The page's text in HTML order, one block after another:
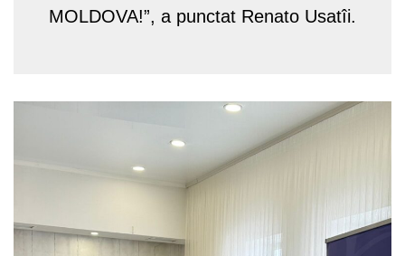
MOLDOVA!”, a punctat Renato Usatîi.